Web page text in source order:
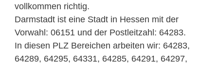
vollkommen richtig.
Darmstadt ist eine Stadt in Hessen mit der
Vorwahl: 06151 und der Postleitzahl: 64283.
In diesen PLZ Bereichen arbeiten wir: 64283,
64289, 64295, 64331, 64285, 64291, 64297,